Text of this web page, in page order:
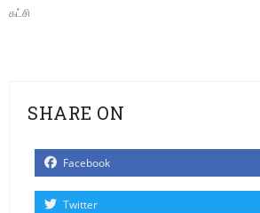
கட்சி
SHARE ON
Facebook
Twitter